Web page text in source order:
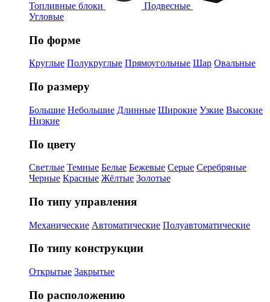
Топливные блоки
Подвесные
Угловые
По форме
Круглые Полукруглые Прямоугольные Шар Овальные
По размеру
Большие Небольшие Длинные Широкие Узкие Высокие
Низкие
По цвету
Светлые Темные Белые Бежевые Серые Серебряные
Черные Красные Жёлтые Золотые
По типу управления
Механические Автоматические Полуавтоматические
По типу конструкции
Открытые Закрытые
По расположению